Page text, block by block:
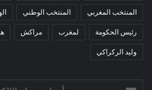
المنتخب المغربي المنتخب الوطني
رئيس الحكومة لمغرب مراكش
وليد الركراكي
أدخل